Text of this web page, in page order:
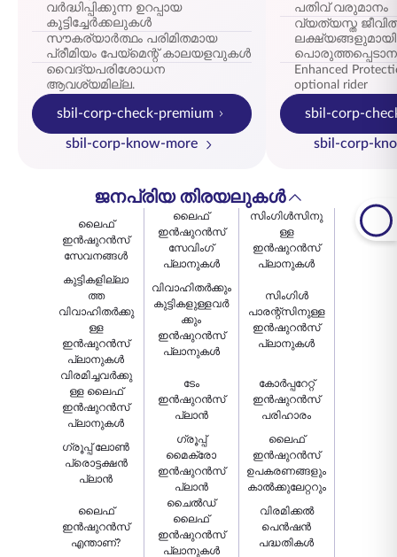
വർദ്ധിപ്പിക്കുന്ന ഉറപ്പായ
കൂട്ടിച്ചേർക്കലുകൾ
സൗകര്യാർത്ഥം പരിമിതമായ
പ്രീമിയം പേയ്‌മെന്റ് കാലയളവുകൾ
വൈദ്യപരിശോധന
ആവശ്യമില്ല.
sbil-corp-check-premium
sbil-corp-know-more
പതിവ് വരുമാനം
വ്യത്യസ്ത
ലക്ഷ്യങ്ങളുമായി
Enhanced
optional rider
sbil-corp-
sbil-corp-
ജനപ്രിയ തിരയലുകൾ
ലൈഫ്
ഇൻഷുറൻസ്
സേവനങ്ങൾ
ലൈഫ്
ഇൻഷുറൻസ്
സേവിംഗ്
പ്ലാനുകൾ
സിംഗിൾസിനു
ള്ള
ഇൻഷുറൻസ്
പ്ലാനുകൾ
കുട്ടികളില്ലാ
ത്ത
വിവാഹിതർക്കു
ള്ള
ഇൻഷുറൻസ്
പ്ലാനുകൾ
വിവാഹിതർക്കും
കുട്ടികളുള്ളവർ
ക്കും
ഇൻഷുറൻസ്
പ്ലാനുകൾ
സിംഗിൾ
പാരന്റ്‌സിനുള്ള
ഇൻഷുറൻസ്
പ്ലാനുകൾ
വിരമിച്ചവർക്കു
ള്ള ലൈഫ്
ഇൻഷുറൻസ്
പ്ലാനുകൾ
ടേം
ഇൻഷുറൻസ്
പ്ലാൻ
കോർപ്പറേറ്റ്
ഇൻഷുറൻസ്
പരിഹാരം
ഗ്രൂപ്പ് ലോൺ
പ്രൊട്ടക്ഷൻ
പ്ലാൻ
ഗ്രൂപ്പ്
മൈക്രോ
ഇൻഷുറൻസ്
പ്ലാൻ
ലൈഫ്
ഇൻഷുറൻസ്
ഉപകരണങ്ങളും
കാൽക്കുലേറ്ററും
ലൈഫ്
ഇൻഷുറൻസ്
എന്താണ്?
ചൈൽഡ്
ലൈഫ്
ഇൻഷുറൻസ്
പ്ലാനുകൾ
വിരമിക്കൽ
പെൻഷൻ
പദ്ധതികൾ